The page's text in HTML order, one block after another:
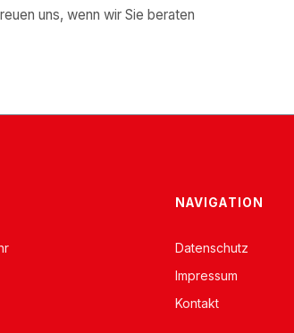
uns, wenn wir Sie beraten
NAVIGATION
Datenschutz
Impressum
Kontakt